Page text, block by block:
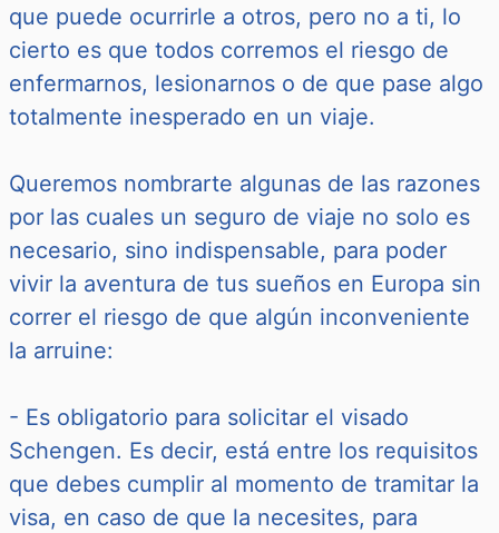
que puede ocurrirle a otros, pero no a ti, lo
cierto es que todos corremos el riesgo de
enfermarnos, lesionarnos o de que pase algo
totalmente inesperado en un viaje.
Queremos nombrarte algunas de las razones
por las cuales un seguro de viaje no solo es
necesario, sino indispensable, para poder
vivir la aventura de tus sueños en Europa sin
correr el riesgo de que algún inconveniente
la arruine:
- Es obligatorio para solicitar el visado
Schengen. Es decir, está entre los requisitos
que debes cumplir al momento de tramitar la
visa, en caso de que la necesites, para